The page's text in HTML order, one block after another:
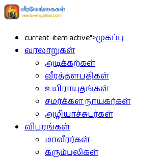
current-item active">முகப்பு
வரலாறுகள்
அடிக்கற்கள்
வீரத்தளபதிகள்
உயிராயுதங்கள்
சமர்க்கள நாயகர்கள்
அழியாச்சுடர்கள்
விபரங்கள்
மாவீரர்கள்
கரும்புலிகள்